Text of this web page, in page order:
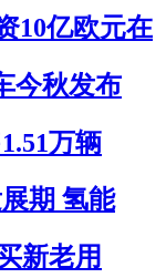
10亿欧元在
今秋发布
万辆
期 氢能
新老用